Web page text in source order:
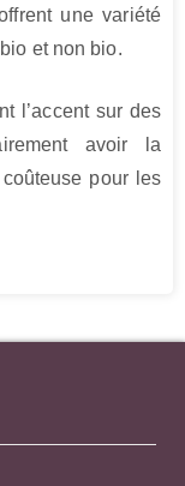
une variété
et non bio.
l’accent sur des
avoir la
pour les